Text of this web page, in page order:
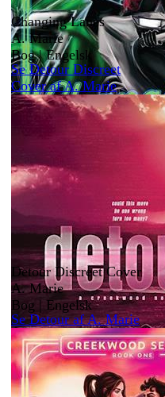
Changing Lanes
A. Marie
Bog | Engelsk
Se Detour Discreet
Cover af A. Marie
Detour Discreet Cover
A. Marie
Bog | Engelsk
Se Detour af A. Marie